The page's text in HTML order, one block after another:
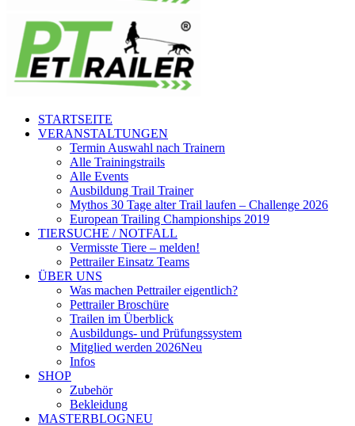
STARTSEITE
VERANSTALTUNGEN
Termin Auswahl nach Trainern
Alle Trainingstrails
Alle Events
Ausbildung Trail Trainer
Mythos 30 Tage alter Trail laufen – Challenge 2026
European Trailing Championships 2019
TIERSUCHE / NOTFALL
Vermisste Tiere – melden!
Pettrailer Einsatz Teams
ÜBER UNS
Was machen Pettrailer eigentlich?
Pettrailer Broschüre
Trailen im Überblick
Ausbildungs- und Prüfungssystem
Mitglied werden 2026Neu
Infos
SHOP
Zubehör
Bekleidung
MASTERBLOGNEU